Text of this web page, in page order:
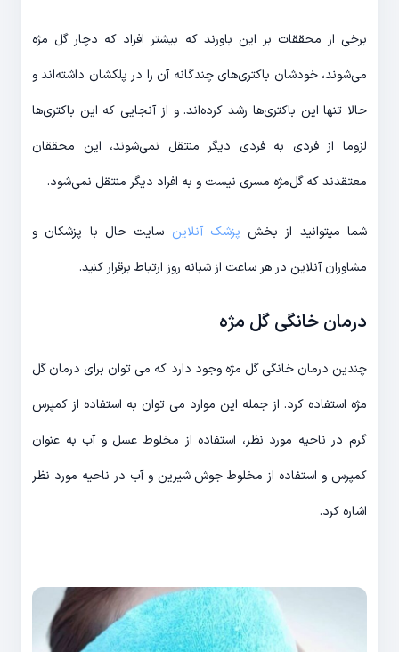
برخی از محققات بر این باورند که بیشتر افراد که دچار گل مژه
می‌شوند، خودشان باکتری‌های چندگانه آن را در پلکشان داشته‌اند و
حالا تنها این باکتری‌ها رشد کرده‌اند. و از آنجایی که این باکتری‌ها
لزوما از فردی به فردی دیگر منتقل نمی‌شوند، این محققان
معتقدند که گل‌مژه مسری نیست و به افراد دیگر منتقل نمی‌شود.
شما میتوانید از بخش پزشک آنلاین سایت حال با پزشکان و
مشاوران آنلاین در هر ساعت از شبانه روز ارتباط برقرار کنید.
درمان خانگی گل مژه
چندین درمان خانگی گل مژه وجود دارد که می توان برای درمان گل
مژه استفاده کرد. از جمله این موارد می توان به استفاده از کمپرس
گرم در ناحیه مورد نظر، استفاده از مخلوط عسل و آب به عنوان
کمپرس و استفاده از مخلوط جوش شیرین و آب در ناحیه مورد نظر
اشاره کرد.